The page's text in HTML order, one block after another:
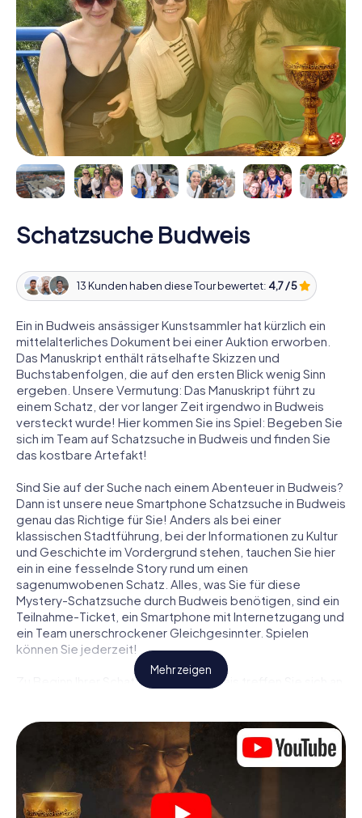
Schatzsuche Budweis
13 Kunden haben diese Tour bewertet: 4,7 / 5
Ein in Budweis ansässiger Kunstsammler hat kürzlich ein
mittelalterliches Dokument bei einer Auktion erworben.
Das Manuskript enthält rätselhafte Skizzen und
Buchstabenfolgen, die auf den ersten Blick wenig Sinn
ergeben. Unsere Vermutung: Das Manuskript führt zu
einem Schatz, der vor langer Zeit irgendwo in Budweis
versteckt wurde! Hier kommen Sie ins Spiel: Begeben Sie
sich im Team auf Schatzsuche in Budweis und finden Sie
das kostbare Artefakt!
Sind Sie auf der Suche nach einem Abenteuer in Budweis?
Dann ist unsere neue Smartphone Schatzsuche in Budweis
genau das Richtige für Sie! Anders als bei einer
klassischen Stadtführung, bei der Informationen zu Kultur
und Geschichte im Vordergrund stehen, tauchen Sie hier
ein in eine fesselnde Story rund um einen
sagenumwobenen Schatz. Alles, was Sie für diese
Mystery-Schatzsuche durch Budweis benötigen, sind ein
Teilnahme-Ticket, ein Smartphone mit Internetzugang und
ein Team unerschrockener Gleichgesinnter. Spielen
können Sie jederzeit!
Zu Beginn Ihrer Schatzsuche in Budweis treffen Sie sich an
geborener Spurensucher? Wer ein waschechter
Abenteurer? Und wer hat das Zeug zum Code-Knacker?
Bei unserer Schatzsuche in Budweis ist für jeden Spieler
die passende Rolle dabei.
Sind die Rollen verteilt, kann die Krimi-Schatzsuche durch
Mehr zeigen